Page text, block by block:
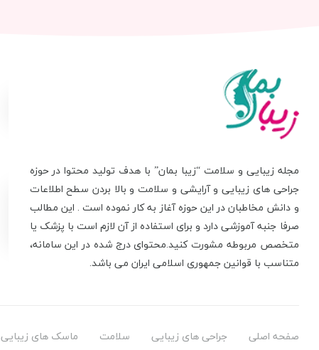
مجله زیبایی و سلامت “زیبا بمان” با هدف تولید محتوا در حوزه
جراحی های زیبایی و آرایشی و سلامت و بالا بردن سطح اطلاعات
و دانش مخاطبان در این حوزه آغاز به کار نموده است . این مطالب
صرفا جنبه آموزشی دارد و برای استفاده از آن لازم است با پزشک یا
متخصص مربوطه مشورت کنید.محتوای درج شده در این سامانه،
متناسب با قوانین جمهوری اسلامی ایران می باشد.
صفحه اصلی جراحی های زیبایی سلامت ماسک های زیبایی